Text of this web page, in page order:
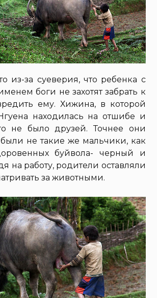
из-за суеверия, что ребенка с
боги не захотят забрать к
ему. Хижина, в которой
находилась на отшибе и
не было друзей. Точнее они
не такие же мальчики, как
буйвола- черный и
на работу, родители оставляли
за животными.